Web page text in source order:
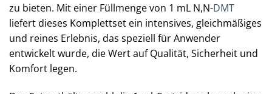
zu bieten. Mit einer Füllmenge von 1 mL N,N-DMT
liefert dieses Komplettset ein intensives, gleichmäßiges
und reines Erlebnis, das speziell für Anwender
entwickelt wurde, die Wert auf Qualität, Sicherheit und
Komfort legen.